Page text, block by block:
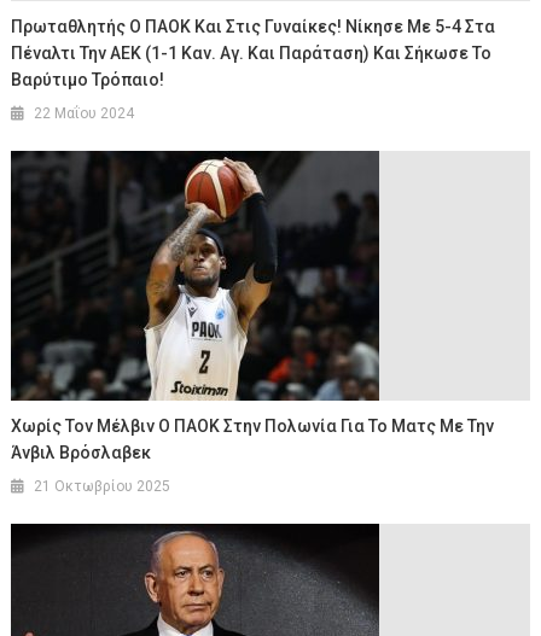
Πρωταθλητής Ο ΠΑΟΚ Και Στις Γυναίκες! Νίκησε Με 5-4 Στα
Πέναλτι Την ΑΕΚ (1-1 Καν. Αγ. Και Παράταση) Και Σήκωσε Το
Βαρύτιμο Τρόπαιο!
22 Μαΐου 2024
Χωρίς Τον Μέλβιν O ΠΑΟΚ Στην Πολωνία Για Το Ματς Με Την
Άνβιλ Βρόσλαβεκ
21 Οκτωβρίου 2025